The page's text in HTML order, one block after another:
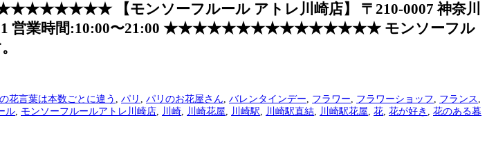
【モンソーフルール アトレ川崎店】 〒210-0007 神奈川
6701 営業時間:10:00〜21:00 ★★★★★★★★★★★★★★★ モンソーフル
花言葉は本数ごとに違う パリ パリのお花屋さん バレンタインデー フラワー フラワーショッフ フランス
ル モンソーフルールアトレ川崎店 川崎 川崎花屋 川崎駅 川崎駅直結 川崎駅花屋 花 花が好き
花のある暮